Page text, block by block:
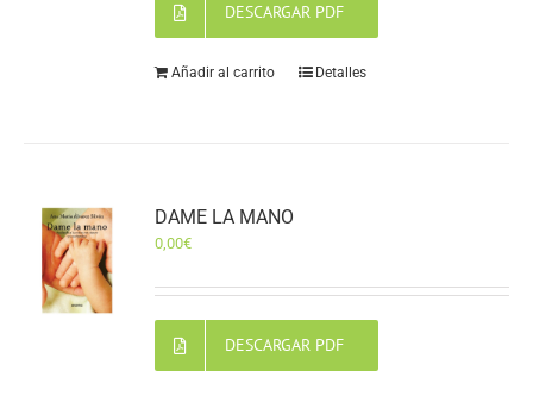
DESCARGAR PDF
Añadir al carrito Detalles
DAME LA MANO
0,00€
DESCARGAR PDF